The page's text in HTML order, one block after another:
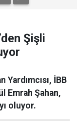
Şişli
İBB
Emrah Şahan,
oluyor.